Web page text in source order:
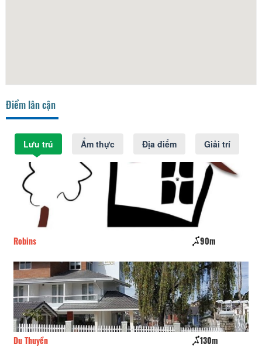
Điểm lân cận
Lưu trú Ẩm thực Địa điểm Giải trí
Robins 90m
Du Thuyền 130m